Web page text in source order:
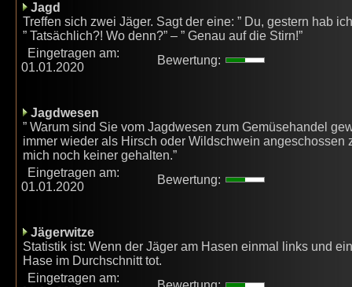
Jagd
Treffen sich zwei Jäger. Sagt der eine: ” Du, gestern hab
” Tatsächlich?! Wo denn?” – ” Genau auf die Stirn!”
Eingetragen am:
01.01.2020
Bewertung:
Jagdwesen
” Warum sind Sie vom Jagdwesen zum Gemüsehandel
immer wieder als Hirsch oder Wildschwein angeschossen
mich noch keiner gehalten.”
Eingetragen am:
01.01.2020
Bewertung:
Jägerwitze
Statistik ist: Wenn der Jäger am Hasen einmal links und
Hase im Durchschnitt tot.
Eingetragen am: